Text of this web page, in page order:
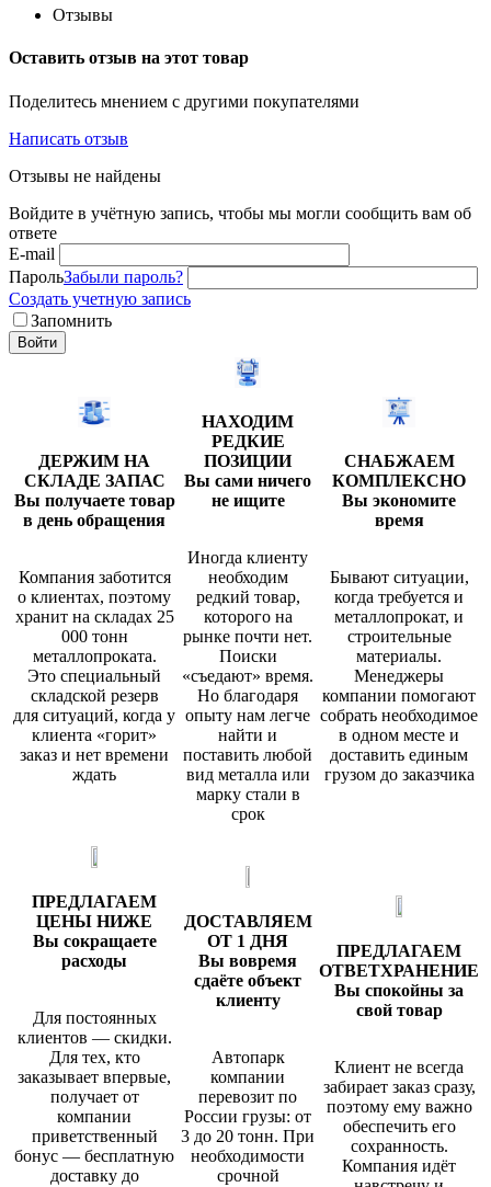
Отзывы
Оставить отзыв на этот товар
Поделитесь мнением с другими покупателями
Написать отзыв
Отзывы не найдены
Войдите в учётную запись, чтобы мы могли сообщить вам об
ответе
E-mail
ПарольЗабыли пароль?
Создать учетную запись
Запомнить
Войти
ДЕРЖИМ НА
СКЛАДЕ ЗАПАС
Вы получаете товар
в день обращения
Компания заботится
о клиентах, поэтому
хранит на складах 25
000 тонн
металлопроката.
Это специальный
складской резерв
для ситуаций, когда у
клиента «горит»
заказ и нет времени
ждать
НАХОДИМ
РЕДКИЕ
ПОЗИЦИИ
Вы сами ничего
не ищите
Иногда клиенту
необходим
редкий товар,
которого на
рынке почти нет.
Поиски
«съедают» время.
Но благодаря
опыту нам легче
найти и
поставить любой
вид металла или
марку стали в
срок
СНАБЖАЕМ
КОМПЛЕКСНО
Вы экономите
время
Бывают ситуации,
когда требуется и
металлопрокат, и
строительные
материалы.
Менеджеры
компании помогают
собрать необходимое
в одном месте и
доставить единым
грузом до заказчика
ПРЕДЛАГАЕМ
ЦЕНЫ НИЖЕ
Вы сокращаете
расходы
Для постоянных
клиентов — скидки.
Для тех, кто
заказывает впервые,
получает от
компании
приветственный
бонус — бесплатную
доставку до
ДОСТАВЛЯЕМ
ОТ 1 ДНЯ
Вы вовремя
сдаëте объект
клиенту
Автопарк
компании
перевозит по
России грузы: от
3 до 20 тонн. При
необходимости
срочной
ПРЕДЛАГАЕМ
ОТВЕТХРАНЕНИЕ
Вы спокойны за
свой товар
Клиент не всегда
забирает заказ сразу,
поэтому ему важно
обеспечить его
сохранность.
Компания идёт